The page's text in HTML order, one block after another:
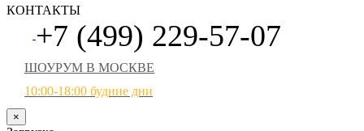
КОНТАКТЫ
+7 (499) 229-57-07
ШОУРУМ В МОСКВЕ
10:00-18:00 будние дни
×